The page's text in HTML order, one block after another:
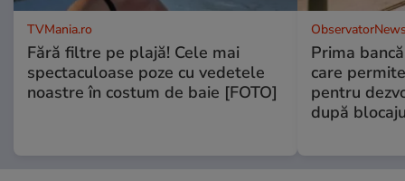
TVMania.ro
Fără filtre pe plajă! Cele mai
spectaculoase poze cu vedetele
noastre în costum de baie [FOTO]
Prima
care
pentru
după